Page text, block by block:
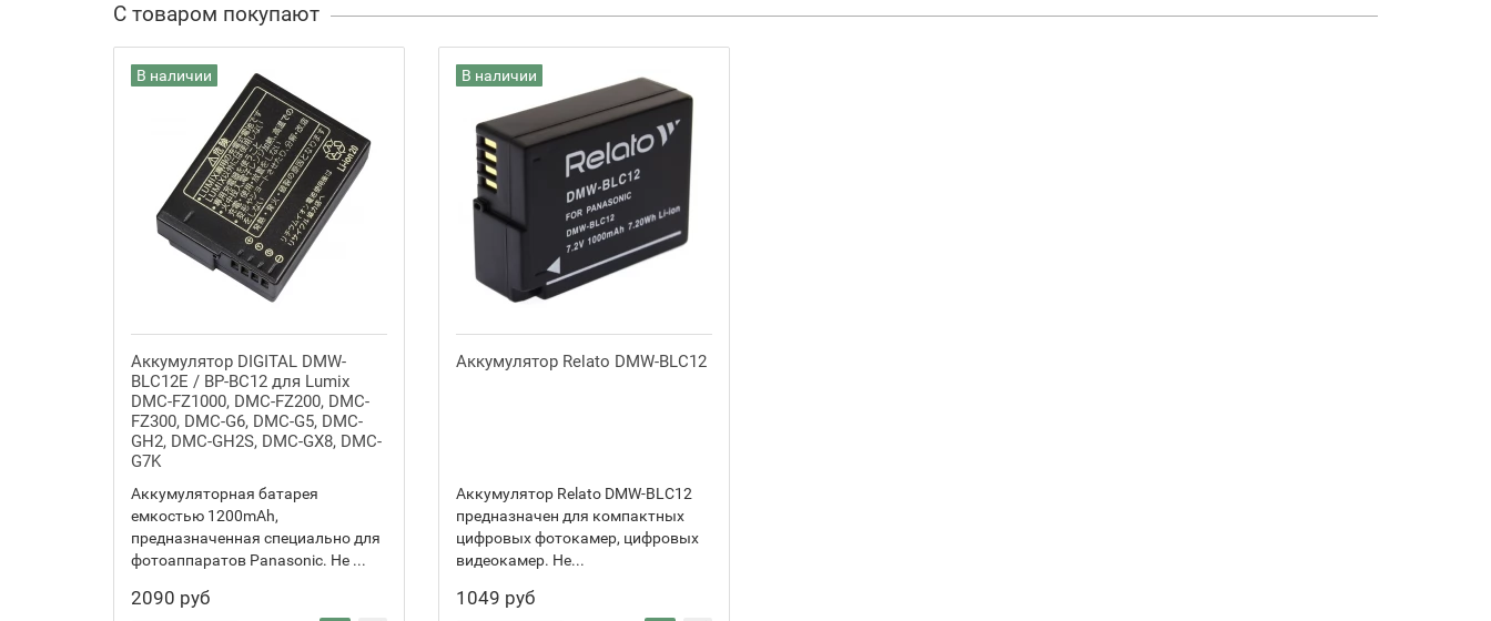
С товаром покупают
В наличии
Аккумулятор DIGITAL DMW-
BLC12E / BP-BC12 для Lumix
DMC-FZ1000, DMC-FZ200, DMC-
FZ300, DMC-G6, DMC-G5, DMC-
GH2, DMC-GH2S, DMC-GX8, DMC-
G7K
Аккумуляторная батарея
емкостью 1200mAh,
предназначенная специально для
фотоаппаратов Panasonic. Не ...
2090 руб
В наличии
Аккумулятор Relato DMW-BLC12
Аккумулятор Relato DMW-BLC12
предназначен для компактных
цифровых фотокамер, цифровых
видеокамер. Не...
1049 руб